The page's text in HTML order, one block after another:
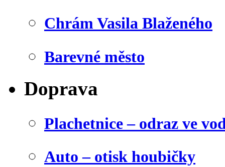
Chrám Vasila Blaženého
Barevné město
Doprava
Plachetnice – odraz ve
Auto – otisk houbičky